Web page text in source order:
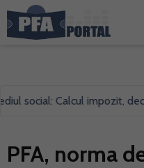
social: Calcul impozit,
PFA, norma